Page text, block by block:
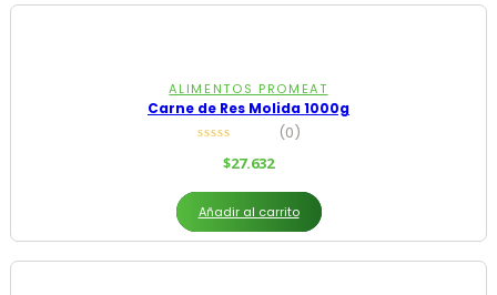
ALIMENTOS PROMEAT
Carne de Res Molida 1000g
(0)
$27.632
Añadir al carrito